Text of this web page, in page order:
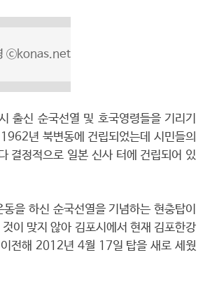
ⓒkonas.net
출신 순국선열 및 호국영령들을 기리기
년 북변동에 건립되었는데 시민들의
결정적으로 일본 신사 터에 건립되어 있
을 하신 순국선열을 기념하는 현충탑이
이 맞지 않아 김포시에서 현재 김포한강
전해 2012년 4월 17일 탑을 새로 세웠